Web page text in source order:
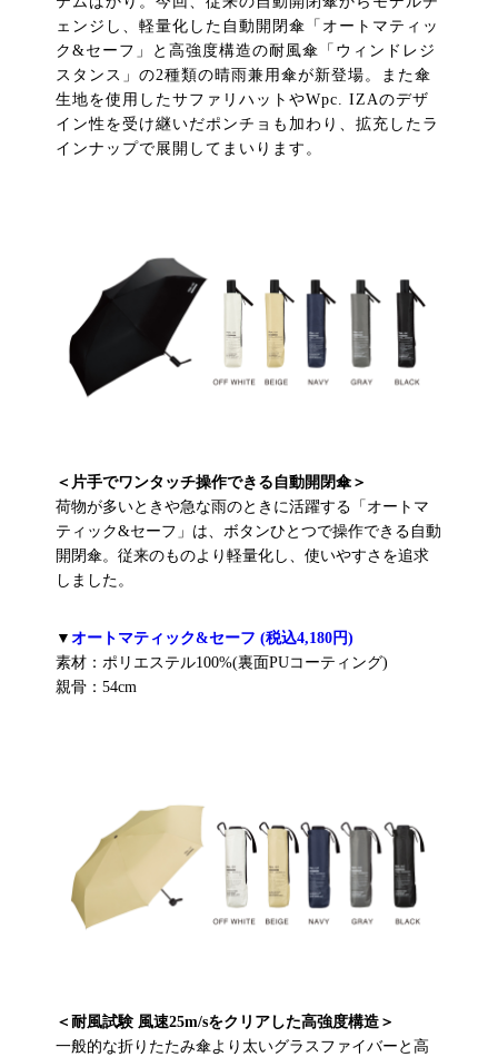
ェンジし、軽量化した自動開閉傘「オートマティッ
ク&セーフ」と高強度構造の耐風傘「ウィンドレジ
スタンス」の2種類の晴雨兼用傘が新登場。また傘
生地を使用したサファリハットやWpc. IZAのデザ
イン性を受け継いだポンチョも加わり、拡充したラ
インナップで展開してまいります。
＜片手でワンタッチ操作できる自動開閉傘＞
荷物が多いときや急な雨のときに活躍する「オートマ
ティック&セーフ」は、ボタンひとつで操作できる自動
開閉傘。従来のものより軽量化し、使いやすさを追求
しました。
▼ オートマティック&セーフ (税込4,180円)
素材：ポリエステル100%(裏面PUコーティング)
親骨：54cm
＜耐風試験 風速25m/sをクリアした高強度構造＞
一般的な折りたたみ傘より太いグラスファイバーと高